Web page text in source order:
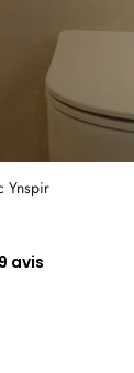
Ynspir
avis